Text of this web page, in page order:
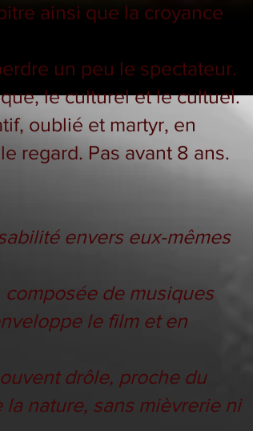
ainsi que la croyance
un peu le spectateur.
le culturel et le cultuel.
oublié et martyr, en
regard. Pas avant 8 ans.
envers eux-mêmes
de musiques
le film et en
drôle, proche du
nature, sans mièvrerie ni